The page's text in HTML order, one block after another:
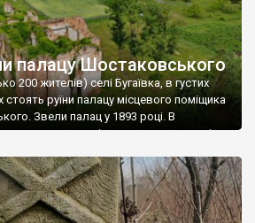
палацу Шостаковського
200 жителів) селі Бугаївка, в густих
стоять руїни палацу місцевого поміщика
Звели палац у 1893 році. В
спочатку містилася школа, потім
туберкульозну лікарню. Коли із
– ми точно не […]